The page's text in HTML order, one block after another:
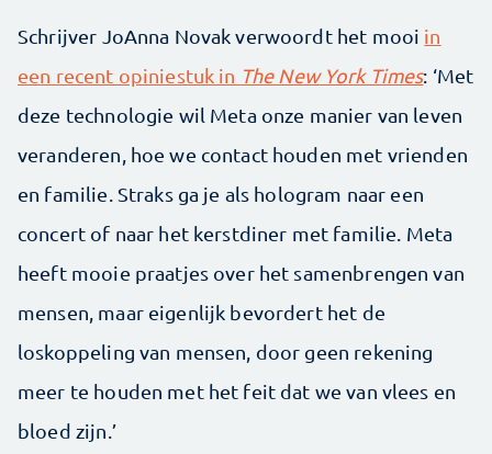
Schrijver JoAnna Novak verwoordt het mooi in
een recent opiniestuk in The New York Times: ‘Met
deze technologie wil Meta onze manier van leven
veranderen, hoe we contact houden met vrienden
en familie. Straks ga je als hologram naar een
concert of naar het kerstdiner met familie. Meta
heeft mooie praatjes over het samenbrengen van
mensen, maar eigenlijk bevordert het de
loskoppeling van mensen, door geen rekening
meer te houden met het feit dat we van vlees en
bloed zijn.’